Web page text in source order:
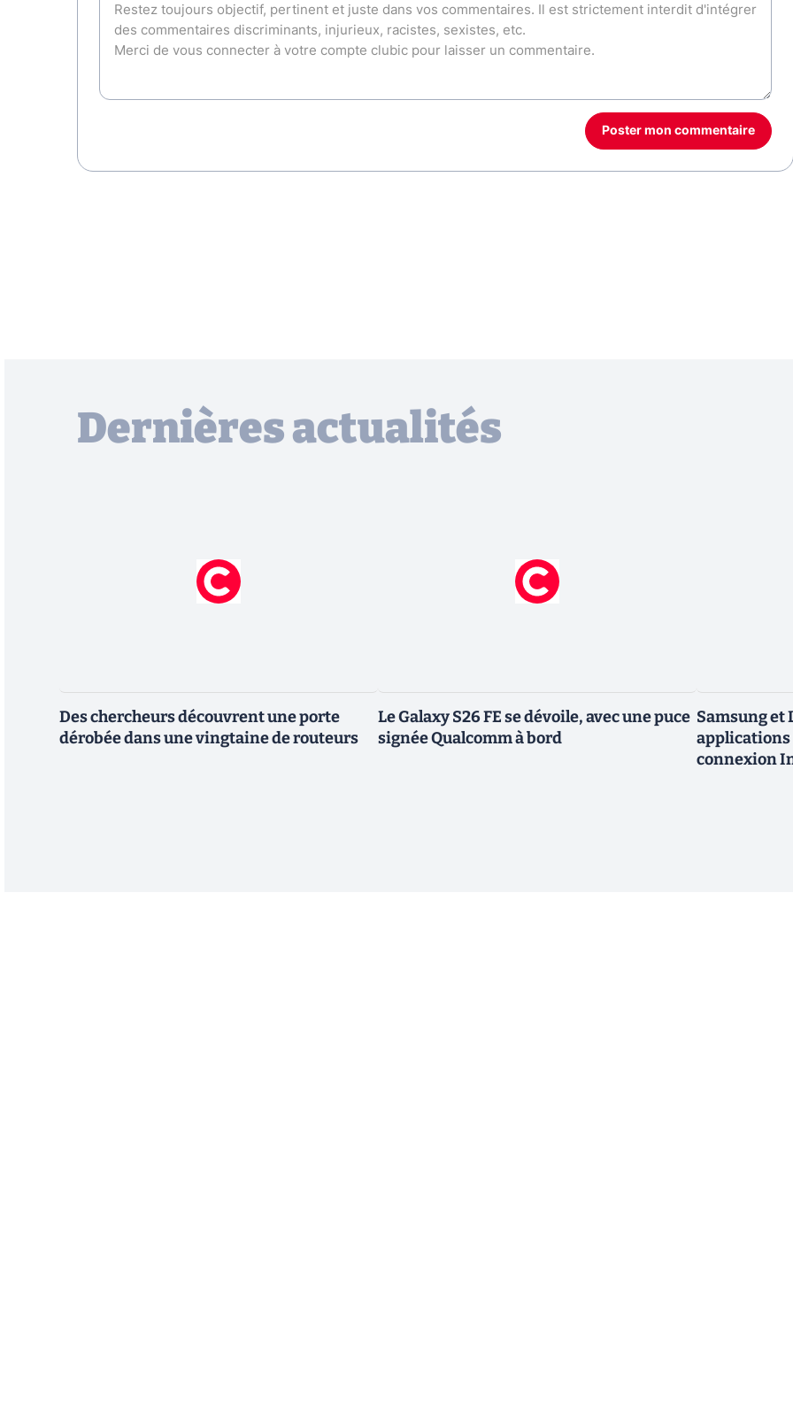
Poster mon commentaire
Dernières actualités
Des chercheurs découvrent une porte
dérobée dans une vingtaine de routeurs
Le Galaxy S26 FE se dévoile, avec une puce
signée Qualcomm à bord
Samsung et
applications
connexion